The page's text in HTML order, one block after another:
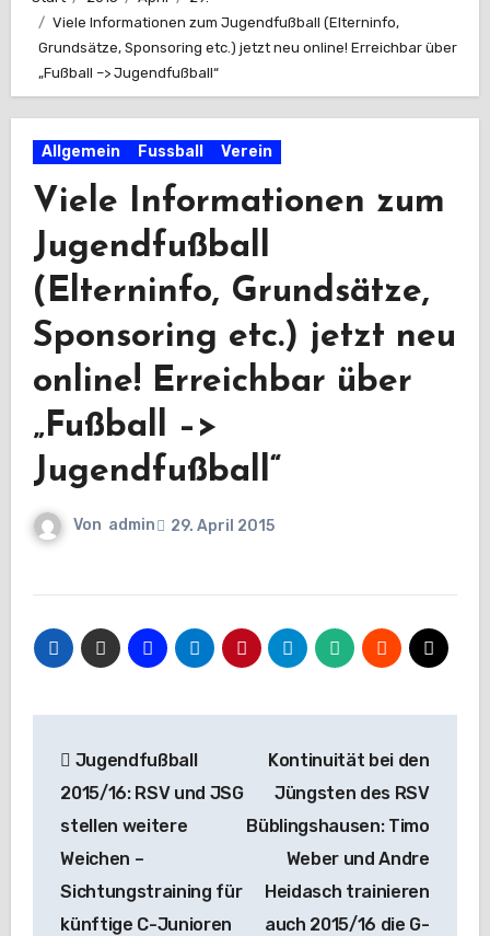
Viele Informationen zum Jugendfußball (Elterninfo,
Grundsätze, Sponsoring etc.) jetzt neu online! Erreichbar über
„Fußball –> Jugendfußball“
Allgemein Fussball Verein
Viele Informationen zum
Jugendfußball
(Elterninfo, Grundsätze,
Sponsoring etc.) jetzt neu
online! Erreichbar über
„Fußball –>
Jugendfußball“
Von admin 29. April 2015
Jugendfußball
2015/16: RSV und JSG
stellen weitere
Weichen –
Sichtungstraining für
künftige C-Junioren
Kontinuität bei den
Jüngsten des RSV
Büblingshausen: Timo
Weber und Andre
Heidasch trainieren
auch 2015/16 die G-